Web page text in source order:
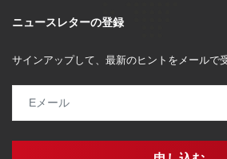
ニュースレターの登録
サインアップして、最新のヒントをメールで